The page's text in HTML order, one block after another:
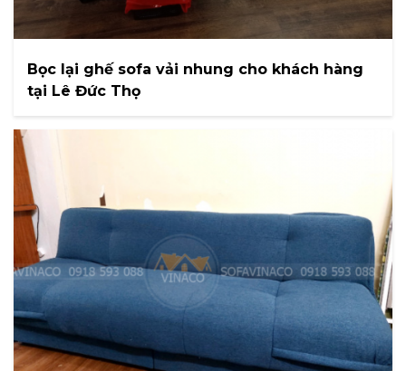
Bọc lại ghế sofa vải nhung cho khách hàng
tại Lê Đức Thọ